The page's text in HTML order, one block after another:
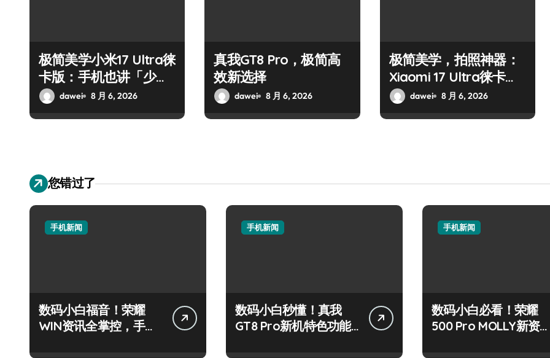
极简美学小米17 Ultra徕
卡版：手机也讲「少即
是多」
dawei 8 月 6, 2026
真我GT8 Pro，极简高
效新选择
dawei 8 月 6, 2026
极简美学，拍照神器：
Xiaomi 17 Ultra徕卡版
怎么选
dawei 8 月 6, 2026
您错过了
手机新闻
数码小白福音！荣耀
WIN资讯全掌控，手机
手机新闻
数码小白秒懂！真我
GT8 Pro新机特色功能
手机新闻
数码小白必看！荣耀
500 Pro MOLLY新资